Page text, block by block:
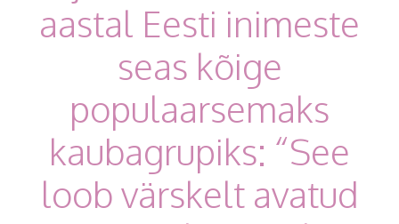
aastal Eesti inimeste
seas kõige
populaarsemaks
kaubagrupiks: “See
loob värskelt avatud